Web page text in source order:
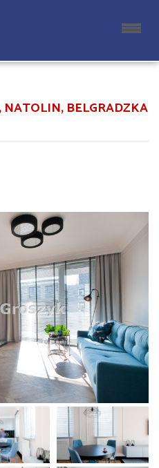
NATOLIN, BELGRADZKA